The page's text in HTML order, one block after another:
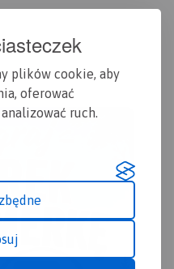
plików cookie, aby
oferować
ruch.